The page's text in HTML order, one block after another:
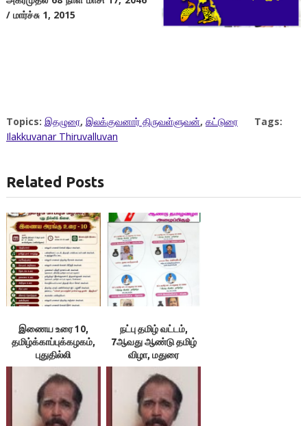
/ மார்ச்சு 1, 2015
Topics: இதழுரை, இலக்குவனார் திருவள்ளுவன், கட்டுரை
Tags:
Ilakkuvanar Thiruvalluvan
Related Posts
இணைய உரை 10,
தமிழ்க்காப்புக்கழகம்,
புதுதில்லி
நட்பு தமிழ் வட்டம்,
7ஆவது ஆண்டு தமிழ்
விழா, மதுரை